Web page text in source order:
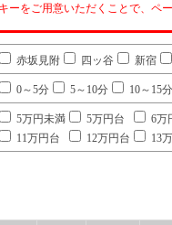
ーをご用意いただくことで、ペ
赤坂見附 四ッ谷 新宿
0～5分 5～10分 10～15分
5万円未満 5万円台 6万
11万円台
12万円台 13